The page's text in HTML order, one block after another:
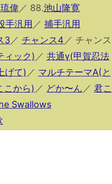
偉／ 88.池山隆寛
手汎用 ／ 捕手汎用
3／ チャンス4 ／ チャンス
ィック) ／ 共通γ(甲賀忍法
げて) ／ マルチテーマA(と
こから) ／ どか〜ん ／ 君こ
Swallows